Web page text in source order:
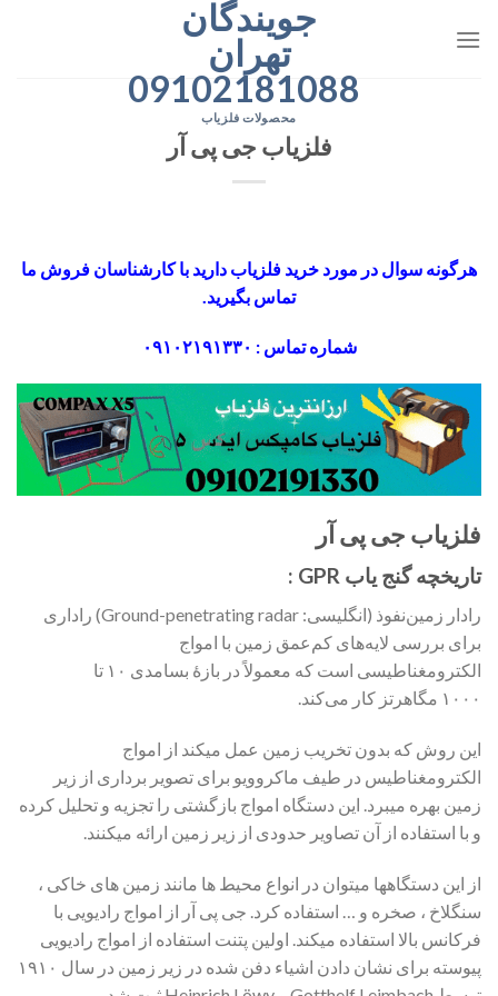
جویندگان
تهران
09102181088
محصولات فلزیاب
فلزیاب جی پی آر
هرگونه سوال در مورد خرید فلزیاب دارید با کارشناسان فروش ما
تماس بگیرید.
شماره تماس : ۰۹۱۰۲۱۹۱۳۳۰
فلزیاب جی پی آر
تاریخچه گنج یاب GPR :
رادار زمین‌نفوذ (انگلیسی: Ground-penetrating radar) راداری
برای بررسی لایه‌های کم‌عمق زمین با امواج
الکترومغناطیسی است که معمولاً در بازهٔ بسامدی ۱۰ تا
۱۰۰۰ مگاهرتز کار می‌کند.
این روش که بدون تخریب زمین عمل میکند از امواج
الکترومغناطیس در طیف ماکروویو برای تصویر برداری از زیر
زمین بهره میبرد. این دستگاه امواج بازگشتی را تجزیه و تحلیل کرده
و با استفاده از آن تصاویر حدودی از زیر زمین ارائه میکنند.
از این دستگاهها میتوان در انواع محیط ها مانند زمین های خاکی ،
سنگلاخ ، صخره و … استفاده کرد. جی پی آر از امواج رادیویی با
فرکانس بالا استفاده میکند. اولین پتنت استفاده از امواج رادیویی
پیوسته برای نشان دادن اشیاء دفن شده در زیر زمین در سال ۱۹۱۰